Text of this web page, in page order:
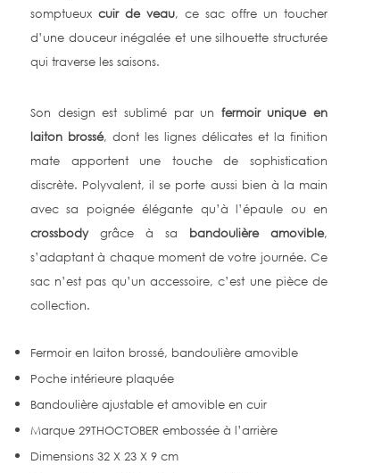
somptueux cuir de veau, ce sac offre un toucher
d’une douceur inégalée et une silhouette structurée
qui traverse les saisons.
Son design est sublimé par un fermoir unique en
laiton brossé, dont les lignes délicates et la finition
mate apportent une touche de sophistication
discrète. Polyvalent, il se porte aussi bien à la main
avec sa poignée élégante qu’à l’épaule ou en
crossbodygrâce à sa bandoulière amovible,
s’adaptant à chaque moment de votre journée. Ce
sac n’est pas qu’un accessoire, c’est une pièce de
collection.
Fermoir en laiton brossé, bandoulière amovible
Poche intérieure plaquée
Bandoulière ajustable et amovible en cuir
Marque 29THOCTOBER embossée à l’arrière
Dimensions 32 X 23 X 9 cm